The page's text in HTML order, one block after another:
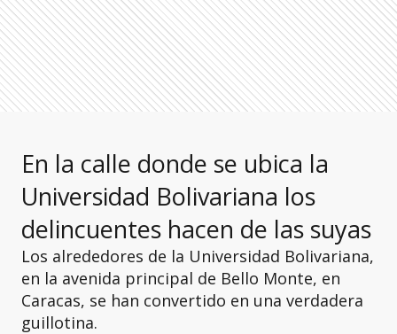
En la calle donde se ubica la
Universidad Bolivariana los
delincuentes hacen de las suyas
Los alrededores de la Universidad Bolivariana,
en la avenida principal de Bello Monte, en
Caracas, se han convertido en una verdadera
guillotina.